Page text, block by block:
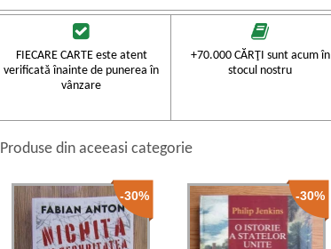
FIECARE CARTE este atent
verificată înainte de punerea în
vânzare
+70.000 CĂRŢI sunt acum în
stocul nostru
Produse din aceeasi categorie
-30% -30%